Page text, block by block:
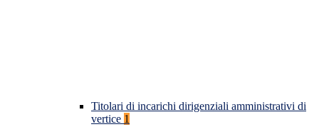
Titolari di incarichi dirigenziali amministrativi di
vertice 1